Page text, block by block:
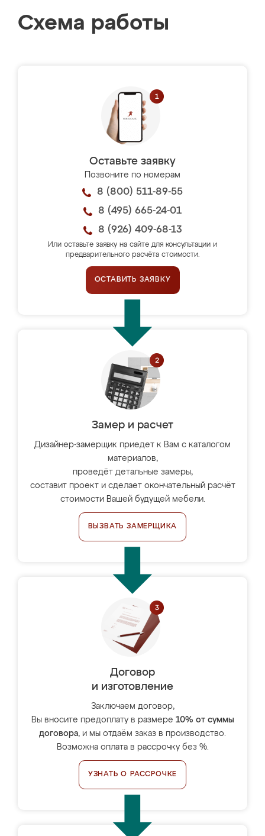
Схема работы
Оставьте заявку
Позвоните по номерам
8 (800) 511-89-55
8 (495) 665-24-01
8 (926) 409-68-13
Или оставьте заявку на сайте для консультации и
предварительного расчёта стоимости.
ОСТАВИТЬ ЗАЯВКУ
Замер и расчет
Дизайнер-замерщик приедет к Вам с каталогом
материалов,
проведёт детальные замеры,
составит проект и сделает окончательный расчёт
стоимости Вашей будущей мебели.
ВЫЗВАТЬ ЗАМЕРЩИКА
Договор
и изготовление
Заключаем договор,
Вы вносите предоплату в размере 10% от суммы
договора, и мы отдаём заказ в производство.
Возможна оплата в рассрочку без %.
УЗНАТЬ О РАССРОЧКЕ